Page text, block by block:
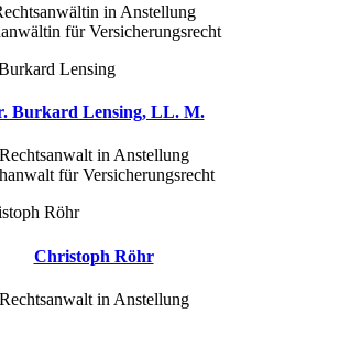
in Anstellung
für Versicherungsrecht
Burkard Lensing, LL. M.
Rechtsanwalt in Anstellung
für Versicherungsrecht
Christoph Röhr
Rechtsanwalt in Anstellung